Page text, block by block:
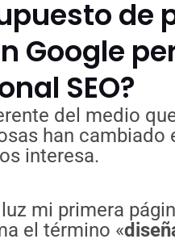
de
Google
SEO?
del medio
han cambiado
interesa.
mi primera
el término «